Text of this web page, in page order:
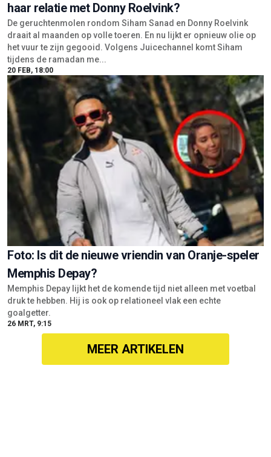
haar relatie met Donny Roelvink?
De geruchtenmolen rondom Siham Sanad en Donny Roelvink
draait al maanden op volle toeren. En nu lijkt er opnieuw olie op
het vuur te zijn gegooid. Volgens Juicechannel komt Siham
tijdens de ramadan me...
20 FEB, 18:00
Foto: Is dit de nieuwe vriendin van Oranje-speler
Memphis Depay?
Memphis Depay lijkt het de komende tijd niet alleen met voetbal
druk te hebben. Hij is ook op relationeel vlak een echte
goalgetter.
26 MRT, 9:15
MEER ARTIKELEN